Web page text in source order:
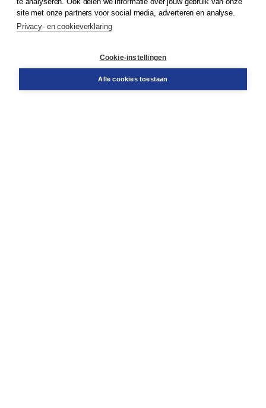
Klantenservice
Service & informatie
Contact
site met onze partners voor social media, adverteren en analyse.
Privacy- en cookieverklaring
Cookie-instellingen
Alle cookies toestaan